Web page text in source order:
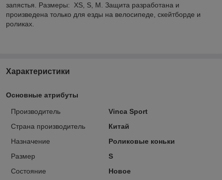
запястья. Размеры: XS, S, M. Защита разработана и
произведена только для езды на велосипеде, скейтборде и
роликах.
Характеристики
Основные атрибуты
Производитель
Vinca Sport
Страна производитель
Китай
Назначение
Роликовые коньки
Размер
S
Состояние
Новое